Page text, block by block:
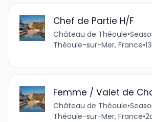
Chef de Partie H/F
Château de Théoule•
Théoule-sur-Mer, France•
Femme / Valet de
Château de Théoule•
Théoule-sur-Mer, France•